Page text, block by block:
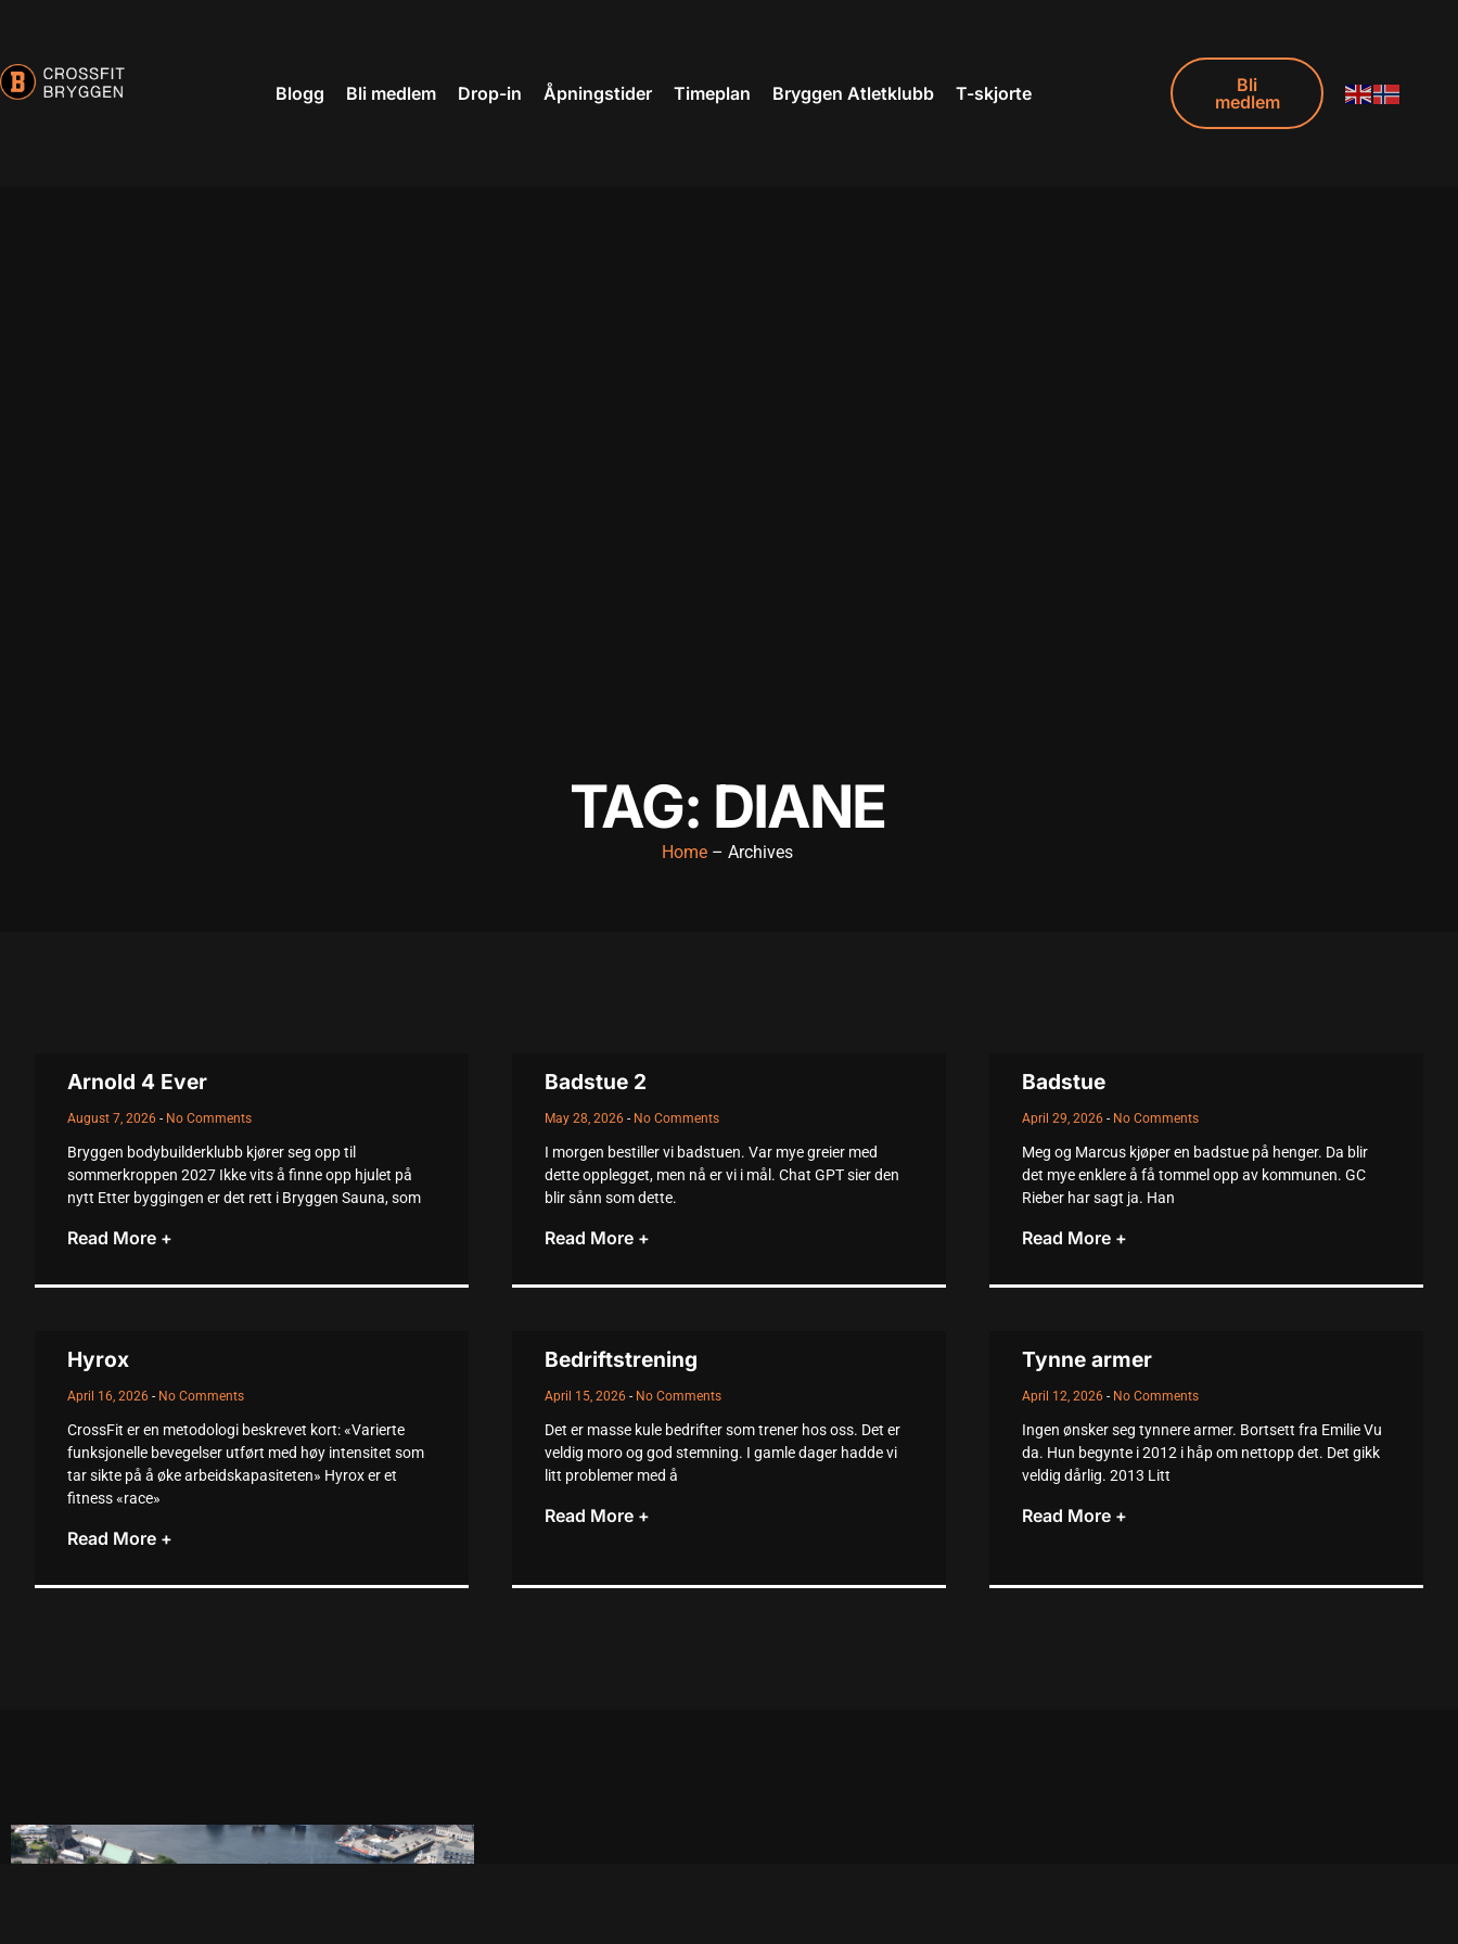
Blogg Bli medlem Drop-in Åpningstider Timeplan Bryggen Atletklubb T-skjorte
Bli
medlem
TAG: DIANE
Home– Archives
Arnold 4 Ever
August 7, 2026 No Comments
Bryggen bodybuilderklubb kjører seg opp til
sommerkroppen 2027 Ikke vits å finne opp hjulet på
nytt Etter byggingen er det rett i Bryggen Sauna, som
Read More +
Badstue 2
May 28, 2026 No Comments
I morgen bestiller vi badstuen. Var mye greier med
dette opplegget, men nå er vi i mål. Chat GPT sier den
blir sånn som dette.
Read More +
Badstue
April 29, 2026 No Comments
Meg og Marcus kjøper en badstue på henger. Da blir
det mye enklere å få tommel opp av kommunen. GC
Rieber har sagt ja. Han
Read More +
Hyrox
April 16, 2026 No Comments
CrossFit er en metodologi beskrevet kort: «Varierte
funksjonelle bevegelser utført med høy intensitet som
tar sikte på å øke arbeidskapasiteten» Hyrox er et
fitness «race»
Read More +
Bedriftstrening
April 15, 2026 No Comments
Det er masse kule bedrifter som trener hos oss. Det er
veldig moro og god stemning. I gamle dager hadde vi
litt problemer med å
Read More +
Tynne armer
April 12, 2026 No Comments
Ingen ønsker seg tynnere armer. Bortsett fra Emilie Vu
da. Hun begynte i 2012 i håp om nettopp det. Det gikk
veldig dårlig. 2013 Litt
Read More +